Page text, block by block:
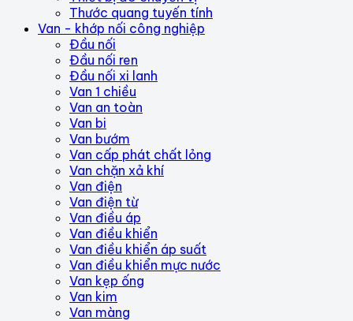
Thước quang tuyến tính
Van - khớp nối công nghiệp
Đầu nối
Đầu nối ren
Đầu nối xi lanh
Van 1 chiều
Van an toàn
Van bi
Van bướm
Van cấp phát chất lỏng
Van chặn xả khí
Van điện
Van điện từ
Van điều áp
Van điều khiển
Van điều khiển áp suất
Van điều khiển mực nước
Van kẹp ống
Van kim
Van màng